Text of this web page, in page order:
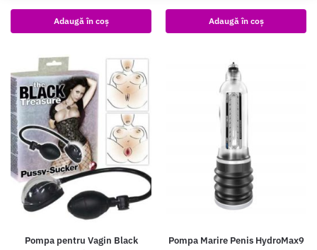
Adaugă în coș Adaugă în coș
Pompa pentru Vagin Black
Pompa Marire Penis HydroMax9